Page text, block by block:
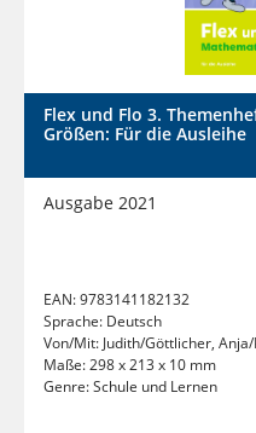
Flex und Flo 3.
Größen: Für die Ausleihe
Ausgabe 2021
EAN:9783141182132
Sprache: Deutsch
Von/Mit: Judith/Göttlicher,
Maße:298 x 213 x 10 mm
Genre:Schule und Lernen